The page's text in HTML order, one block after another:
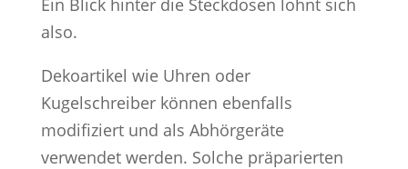
also.
Dekoartikel wie Uhren oder
Kugelschreiber können ebenfalls
modifiziert und als Abhörgeräte
verwendet werden. Solche präparierten